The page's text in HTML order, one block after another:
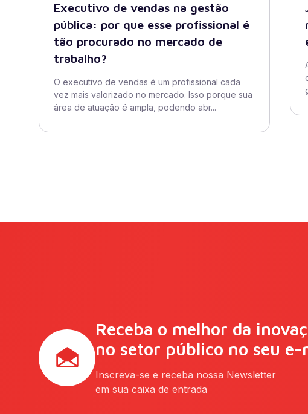
Executivo de vendas na gestão
pública: por que esse profissional é
tão procurado no mercado de
trabalho?
O executivo de vendas é um profissional cada
vez mais valorizado no mercado. Isso porque sua
área de atuação é ampla, podendo abr...
Receba o melhor da
no setor público no seu e-
Inscreva-se e receba nossa Newsletter
em sua caixa de entrada